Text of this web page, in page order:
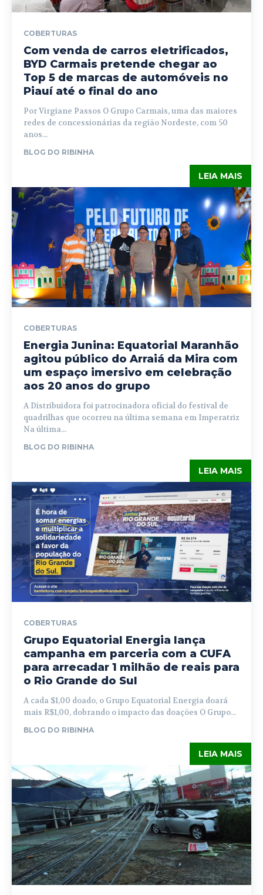
COBERTURAS
Com venda de carros eletrificados,
BYD Carmais pretende chegar ao
Top 5 de marcas de automóveis no
Piauí até o final do ano
Por Virgiane Passos O Grupo Carmais, uma das maiores
redes de concessionárias da região Nordeste, com 50
anos...
BLOG DO RIBINHA
LEIA MAIS
COBERTURAS
Energia Junina: Equatorial Maranhão
agitou público do Arraiá da Mira com
um espaço imersivo em celebração
aos 20 anos do grupo
A Distribuidora foi patrocinadora oficial do festival de
quadrilhas que ocorreu na última semana em Imperatriz
Na última...
BLOG DO RIBINHA
LEIA MAIS
COBERTURAS
Grupo Equatorial Energia lança
campanha em parceria com a CUFA
para arrecadar 1 milhão de reais para
o Rio Grande do Sul
A cada $1,00 doado, o Grupo Equatorial Energia doará
mais R$1,00, dobrando o impacto das doações O Grupo...
BLOG DO RIBINHA
LEIA MAIS